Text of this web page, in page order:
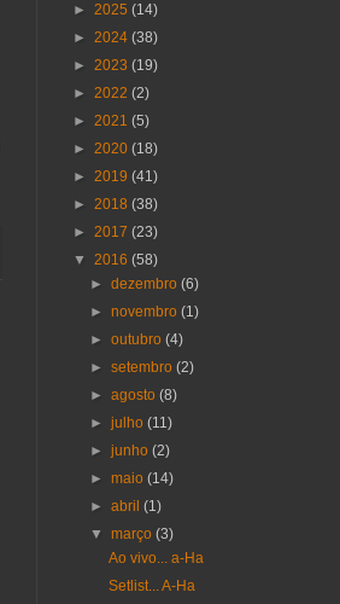
► 2025 (14)
► 2024 (38)
► 2023 (19)
► 2022 (2)
► 2021 (5)
► 2020 (18)
► 2019 (41)
► 2018 (38)
► 2017 (23)
▼ 2016 (58)
►dezembro(6)
►novembro(1)
►outubro(4)
►setembro(2)
►agosto(8)
►julho(11)
►junho(2)
►maio(14)
►abril(1)
▼março(3)
Ao vivo... a-Ha
Setlist... A-Ha